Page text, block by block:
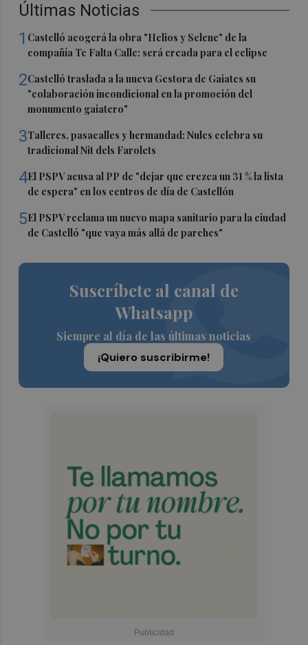
Últimas Noticias
1 Castelló acogerá la obra "Helios y Selene" de la
compañía Te Falta Calle: será creada para el eclipse
2Castelló traslada a la nueva Gestora de Gaiates su
"colaboración incondicional en la promoción del
monumento gaiatero"
3Talleres, pasacalles y hermandad: Nules celebra su
tradicional Nit dels Farolets
4El PSPV acusa al PP de "dejar que crezca un 31 % la lista
de espera" en los centros de día de Castellón
5El PSPV reclama un nuevo mapa sanitario para la ciudad
de Castelló "que vaya más allá de parches"
Suscríbete al canal de
Whatsapp
Siempre al día de las últimas noticias
¡Quiero suscribirme!